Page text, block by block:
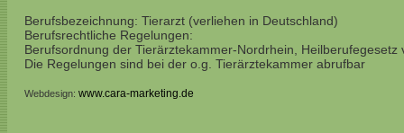
Berufsbezeichnung: Tierarzt (verliehen in Deutschland)
Berufsrechtliche Regelungen:
Berufsordnung der Tierärztekammer-Nordrhein, Heilberufegesetz
Die Regelungen sind bei der o.g. Tierärztekammer abrufbar
Webdesign: www.cara-marketing.de